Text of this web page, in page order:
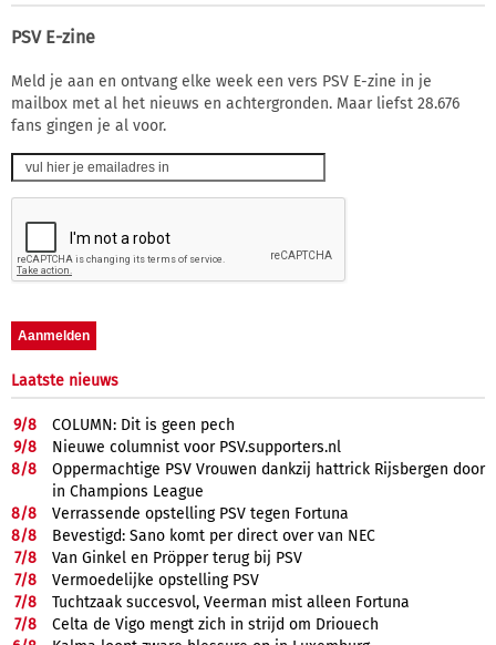
PSV E-zine
Meld je aan en ontvang elke week een vers PSV E-zine in je
mailbox met al het nieuws en achtergronden. Maar liefst 28.676
fans gingen je al voor.
Laatste nieuws
9/8
COLUMN: Dit is geen pech
9/8
Nieuwe columnist voor PSV.supporters.nl
8/8
Oppermachtige PSV Vrouwen dankzij hattrick Rijsbergen door
in Champions League
8/8
Verrassende opstelling PSV tegen Fortuna
8/8
Bevestigd: Sano komt per direct over van NEC
7/8
Van Ginkel en Pröpper terug bij PSV
7/8
Vermoedelijke opstelling PSV
7/8
Tuchtzaak succesvol, Veerman mist alleen Fortuna
7/8
Celta de Vigo mengt zich in strijd om Driouech